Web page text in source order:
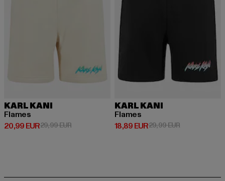
KARL KANI
Flames
20,99 EUR
Derzeitiger Preis: 20,99 EUR
29,99 EURAktionspreis: 29,99 EUR
KARL KANI
Flames
18,89 EUR
Derzeitiger Preis: 18,89 EUR
29,99 EURAktionspreis: